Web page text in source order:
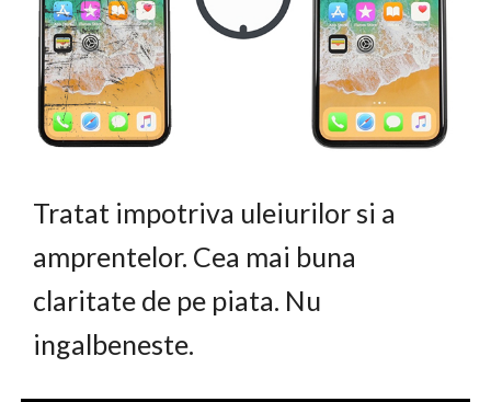
Tratat impotriva uleiurilor si a
amprentelor. Cea mai buna
claritate de pe piata. Nu
ingalbeneste.